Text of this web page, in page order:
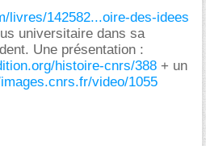
livres/142582...oire-des-idees
universitaire dans sa
Une présentation :
histoire-cnrs/388 + un
video/1055